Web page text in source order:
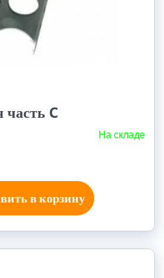
C
На складе
в корзину